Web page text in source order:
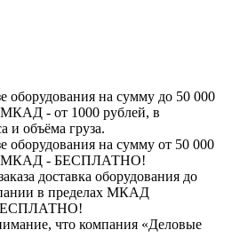
оборудования на сумму до 50 000
МКАД - от 1000 рублей, в
и объёма груза.
оборудования на сумму от 50 000
МКАД - БЕСПЛАТНО!
доставка оборудования до
в пределах МКАД
БЕСПЛАТНО!
что компания «Деловые